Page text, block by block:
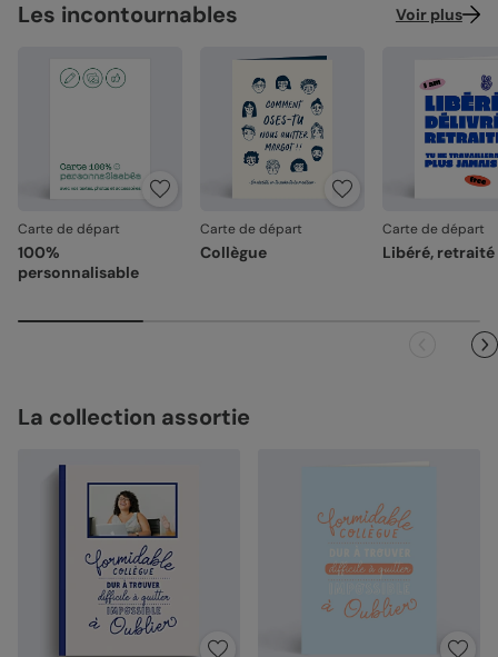
Les incontournables Voir plus
Carte de départ
100%
personnalisable
Carte de départ
Collègue
Carte de départ
Libéré, retraité
La collection assortie